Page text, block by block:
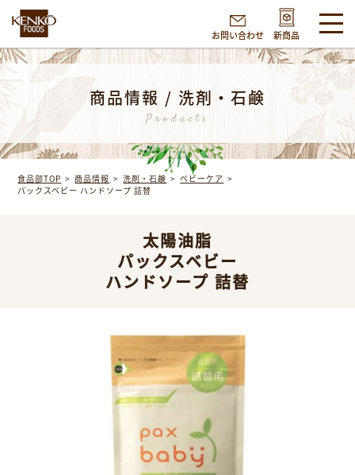
お問い合わせ 新商品
商品情報 / 洗剤・石鹸
Products
食品部TOP 商品情報 洗剤・石鹸
ベビーケア
パックスベビー ハンドソープ 詰替
太陽油脂
パックスベビー
ハンドソープ 詰替